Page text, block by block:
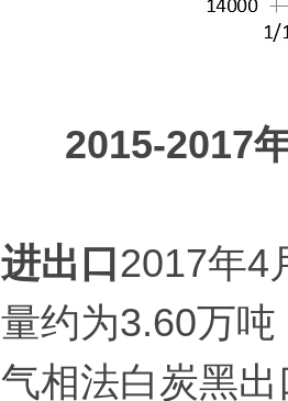
2015-2017
进出口2017年4
量约为3.60万
气相法白炭黑